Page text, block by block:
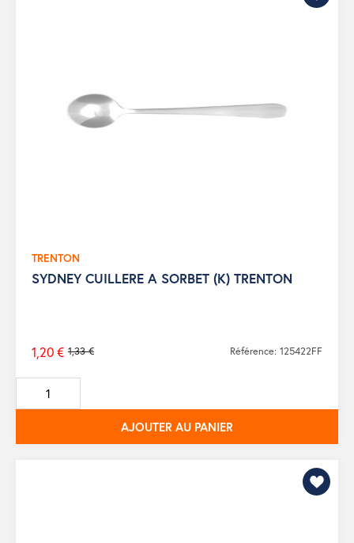
TRENTON
SYDNEY CUILLERE A SORBET (K) TRENTON
Prix
de
base
1,33 €
1,20 € Référence: 125422FF
AJOUTER AU PANIER